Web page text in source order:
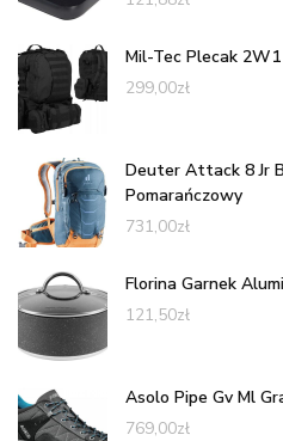
Mil-Tec Plecak
299,00zł
Deuter Attack 8 Jr
Pomarańczowy
731,00zł
Florina Garnek
121,50zł
Asolo Pipe Gv Ml
769,00zł